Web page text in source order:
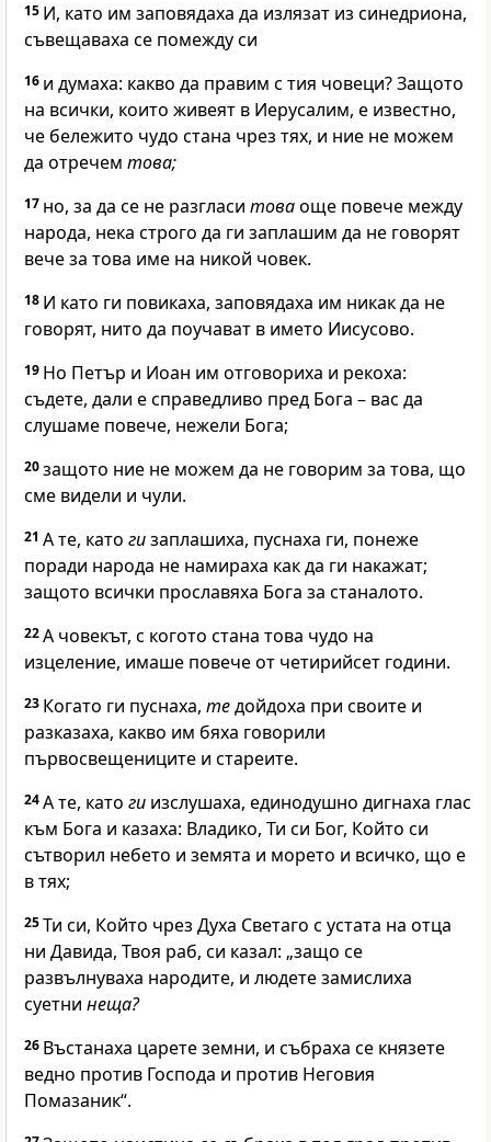
15 И, като им заповядаха да излязат из синедриона,
съвещаваха се помежду си
16 и думаха: какво да правим с тия човеци? Защото
на всички, които живеят в Иерусалим, е известно,
че бележито чудо стана чрез тях, и ние не можем
да отречем това;
17 но, за да се не разгласи товаоще повече между
народа, нека строго да ги заплашим да не говорят
вече за това име на никой човек.
18 И като ги повикаха, заповядаха им никак да не
говорят, нито да поучават в името Иисусово.
19 Но Петър и Иоан им отговориха и рекоха:
съдете, дали е справедливо пред Бога – вас да
слушаме повече, нежели Бога;
20защото ние не можем да не говорим за това, що
сме видели и чули.
21 А те, като гизаплашиха, пуснаха ги, понеже
поради народа не намираха как да ги накажат;
защото всички прославяха Бога за станалото.
22А човекът, с когото стана това чудо на
изцеление, имаше повече от четирийсет години.
23 Когато ги пуснаха, тедойдоха при своите и
разказаха, какво им бяха говорили
първосвещениците и стареите.
24А те, като ги изслушаха, единодушно дигнаха глас
към Бога и казаха: Владико, Ти си Бог, Който си
сътворил небето и земята и морето и всичко, що е
в тях;
25Ти си, Който чрез Духа Светаго с устата на отца
ни Давида, Твоя раб, си казал: „защо се
развълнуваха народите, и людете замислиха
суетни неща?
26 Въстанаха царете земни, и събраха се князете
ведно против Господа и против Неговия
Помазаник“.